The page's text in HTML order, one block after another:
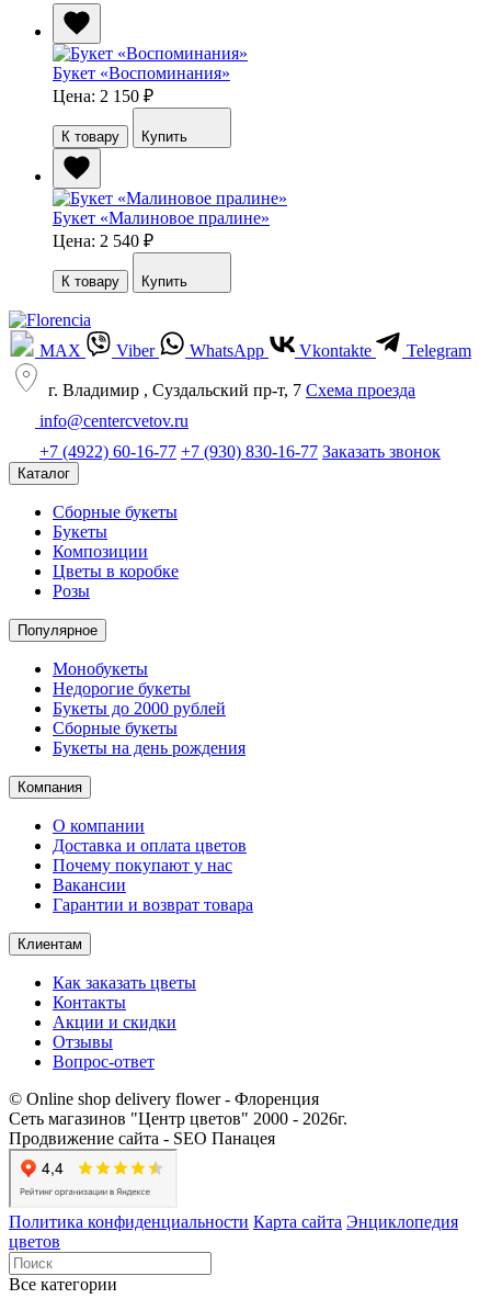
Букет «Воспоминания»
Цена: 2 150 ₽
К товару Купить
Букет «Малиновое пралине»
Цена: 2 540 ₽
К товару Купить
MAX Viber WhatsApp Vkontakte Telegram
г. Владимир , Суздальский пр-т, 7 Cхема проезда
info@centercvetov.ru
+7 (4922) 60-16-77 +7 (930) 830-16-77 Заказать звонок
Каталог
Сборные букеты
Букеты
Композиции
Цветы в коробке
Розы
Популярное
Монобукеты
Недорогие букеты
Букеты до 2000 рублей
Сборные букеты
Букеты на день рождения
Компания
О компании
Доставка и оплата цветов
Почему покупают у нас
Вакансии
Гарантии и возврат товара
Клиентам
Как заказать цветы
Контакты​
Акции и скидки
Отзывы
Вопрос-ответ
© Online shop delivery flower - Флоренция
Сеть магазинов "Центр цветов" 2000 ‐ 2026г.
Продвижение сайта - SEO Панацея
Политика конфиденциальности Карта сайта Энциклопедия
цветов
Все категории